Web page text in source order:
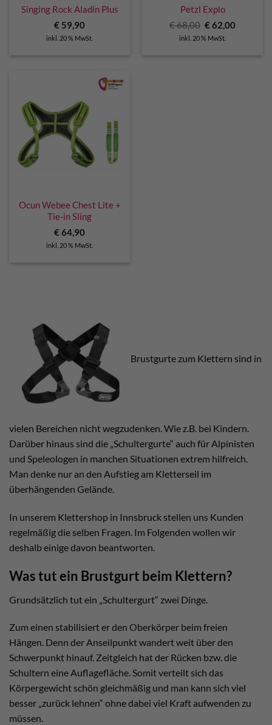
Singing Rock Aladin Plus
€ 59,90
inkl. 20 % MwSt.
Petzl Explo
€68,00 Ursprünglicher
Preis
war:
€62,00
inkl. 20 % MwSt.
Ocun Webee Chest Lite +
Tie-in Sling
€64,90
inkl. 20 % MwSt.
Brustgurte zum Klettern sind in
vielen Bereichen nicht wegzudenken. Wie z.B. bei Kindern.
Darüber hinaus sind die „Schultergurte“ auch für Alpinisten
und Speleologen in manchen Situationen extrem hilfreich.
Man denke nur an den Aufstieg am Kletterseil im
überhängenden Gelände.
In unserem Klettershop in Innsbruck stellen uns Kunden
regelmäßig die selben Fragen. Im Folgenden wollen wir
deshalb einige davon beantworten.
Was tut ein Brustgurt beim Klettern?
Grundsätzlich tut ein „Schultergurt“ zwei Dinge.
Zum einen stabilisiert er den Oberkörper beim freien
Hängen. Denn der Anseilpunkt wandert weit über den
Schwerpunkt hinauf. Zeitgleich hat der Rücken bzw. die
Schultern eine Auflagefläche. Somit verteilt sich das
Körpergewicht schön gleichmäßig und man kann sich viel
besser „zurück lehnen“ ohne dabei viel Kraft aufwenden zu
müssen.